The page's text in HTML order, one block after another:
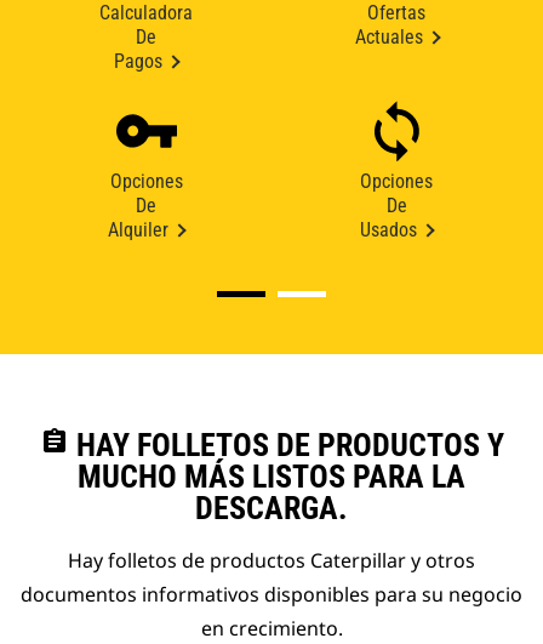
Calculadora
De
Pagos
Ofertas
Actuales
Opciones
De
Alquiler
Opciones
De
Usados
assignment HAY FOLLETOS DE PRODUCTOS Y
MUCHO MÁS LISTOS PARA LA
DESCARGA.
Hay folletos de productos Caterpillar y otros
documentos informativos disponibles para su negocio
en crecimiento.